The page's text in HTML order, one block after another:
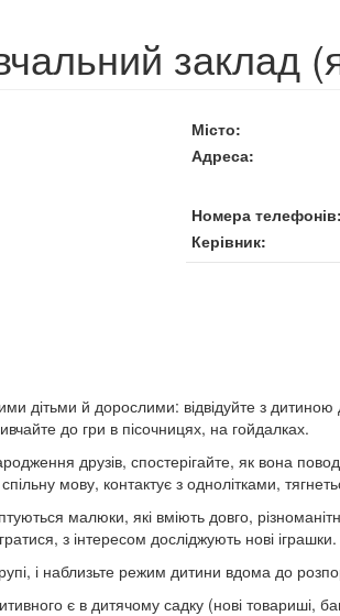
заклад
Місто
Адреса
Номера телефонів
Керівник
дітьми й дорослими: відвідуйте з
до гри в пісочницях, на гойдалках.
друзів, спостерігайте, як вона
мову, контактує з однолітками,
малюки, які вміють довго,
з інтересом досліджують нові іграшки.
і наблизьте режим дитини вдома до
є в дитячому садку (нові товариші,